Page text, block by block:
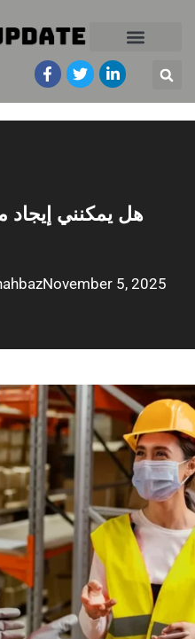
هل يمكنني
November 5, 2025